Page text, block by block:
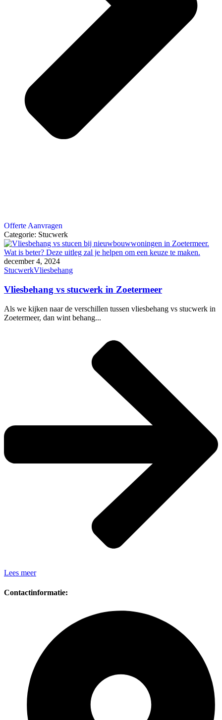
Offerte Aanvragen
Categorie: Stucwerk
december 4, 2024
StucwerkVliesbehang
Vliesbehang vs stucwerk in Zoetermeer
Als we kijken naar de verschillen tussen vliesbehang vs stucwerk in
Zoetermeer, dan wint behang...
Lees meer
Contactinformatie: